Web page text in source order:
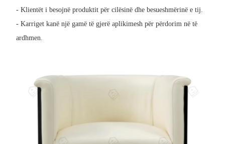
- Klientët i besojnë produktit për cilësinë dhe besueshmërinë e tij.
- Karriget kanë një gamë të gjerë aplikimesh për përdorim në të
ardhmen.